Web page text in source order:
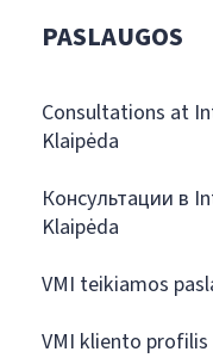
PASLAUGOS
Consultations at
Klaipėda
Консультации в
Klaipėda
VMI teikiamos
VMI kliento profilis